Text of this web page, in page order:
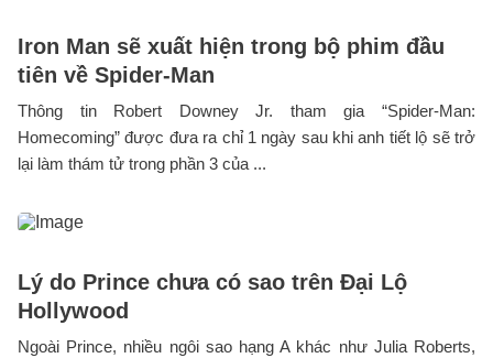
Iron Man sẽ xuất hiện trong bộ phim đầu
tiên về Spider-Man
Thông tin Robert Downey Jr. tham gia “Spider-Man:
Homecoming” được đưa ra chỉ 1 ngày sau khi anh tiết lộ sẽ trở
lại làm thám tử trong phần 3 của ...
Lý do Prince chưa có sao trên Đại Lộ
Hollywood
Ngoài Prince, nhiều ngôi sao hạng A khác như Julia Roberts,